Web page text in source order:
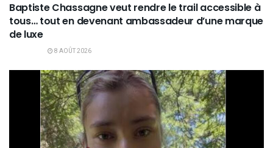
Baptiste Chassagne veut rendre le trail accessible à
tous… tout en devenant ambassadeur d’une marque
de luxe
8 AOÛT 2026